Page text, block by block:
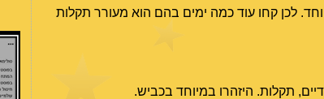
איטי במיוחד. לכן קחו עוד כמה ימים בהם הוא מעורר תקלות
תקלות. היזהרו במיוחד בכביש.